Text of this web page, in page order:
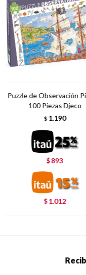
Puzzle de Observación
100 Piezas Djeco
$ 1.190
$ 893
$ 1.012